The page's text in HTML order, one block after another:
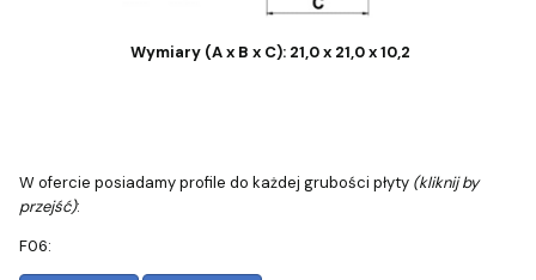
Wymiary (A x B x C): 21,0 x 21,0 x 10,2
W ofercie posiadamy profile do każdej grubości płyty (kliknij by
przejść):
F06: